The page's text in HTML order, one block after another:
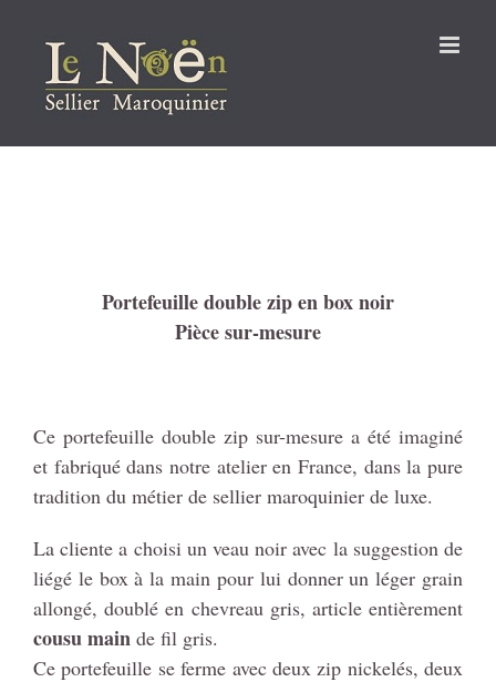
contenu
Portefeuille double zip en box noir
Pièce sur-mesure
Ce portefeuille double zip sur-mesure a été imaginé
et fabriqué dans notre atelier en France, dans la pure
tradition du métier de sellier maroquinier de luxe.
La cliente a choisi un veau noir avec la suggestion de
liégé le box à la main pour lui donner un léger grain
allongé, doublé en chevreau gris, article entièrement
cousu main de fil gris.
Ce portefeuille se ferme avec deux zip nickelés, deux